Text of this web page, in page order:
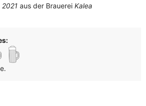
2021 aus der BrauereiKalea